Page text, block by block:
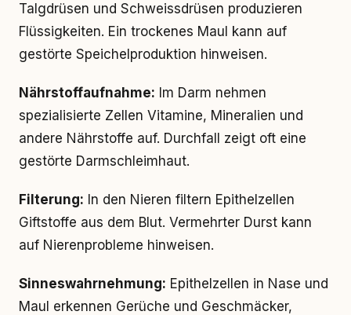
Talgdrüsen und Schweissdrüsen produzieren
Flüssigkeiten. Ein trockenes Maul kann auf
gestörte Speichelproduktion hinweisen.
Nährstoffaufnahme: Im Darm nehmen
spezialisierte Zellen Vitamine, Mineralien und
andere Nährstoffe auf. Durchfall zeigt oft eine
gestörte Darmschleimhaut.
Filterung: In den Nieren filtern Epithelzellen
Giftstoffe aus dem Blut. Vermehrter Durst kann
auf Nierenprobleme hinweisen.
Sinneswahrnehmung: Epithelzellen in Nase und
Maul erkennen Gerüche und Geschmäcker,